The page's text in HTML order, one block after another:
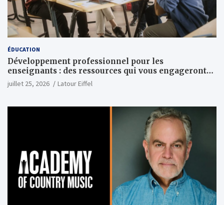
ÉDUCATION
Développement professionnel pour les
enseignants : des ressources qui vous engageront
vraiment
juillet 25, 2026 Latour Eiffel